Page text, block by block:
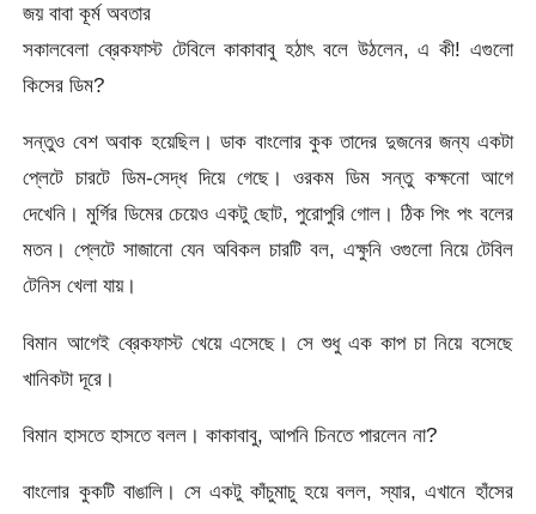
জয় বাবা কূর্ম অবতার
সকালবেলা ব্রেকফাস্ট টেবিলে কাকাবাবু হঠাৎ বলে উঠলেন, এ কী! এগুলো
কিসের ডিম?
সন্তুও বেশ অবাক হয়েছিল। ডাক বাংলোর কুক তাদের দুজনের জন্য একটা
প্লেটে চারটে ডিম-সেদ্ধ দিয়ে গেছে। ওরকম ডিম সন্তু কক্ষনো আগে
দেখেনি। মুর্গির ডিমের চেয়েও একটু ছোট, পুরোপুরি গোল। ঠিক পিং পং বলের
মতন। প্লেটে সাজানো যেন অবিকল চারটি বল, এক্ষুনি ওগুলো নিয়ে টেবিল
টেনিস খেলা যায়।
বিমান আগেই ব্রেকফাস্ট খেয়ে এসেছে। সে শুধু এক কাপ চা নিয়ে বসেছে
খানিকটা দূরে।
বিমান হাসতে হাসতে বলল। কাকাবাবু, আপনি চিনতে পারলেন না?
বাংলোর কুকটি বাঙালি। সে একটু কাঁচুমাচু হয়ে বলল, স্যার, এখানে হাঁসের